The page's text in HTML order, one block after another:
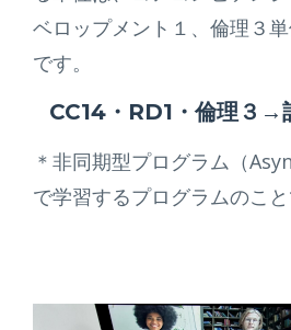
ベロップメント１、倫理３
です。
CC14・RD1・倫理３ →
＊非同期型プログラム（
で学習するプログラムのこ